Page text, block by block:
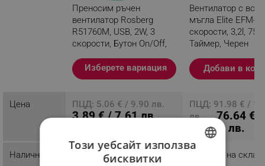
Преносим ръчен
вентилатор Rosberg
R51760M, USB, 2W, 3
скорости, Бутон On/Off,
Разглеждате този
продукт
Изберете вариация
Вентилатор с
мъгла Elite EFM-
скорости, 3,2l,
Таймер, Черен
Добави в
Цена ПЦД: 5.06 € / 9.90 лв.
3.89 € / 7.61 лв.
ПЦД: 91.98 € /
лв.
76.64 € /
149.89 лв.
Наличност Налично на склад Налично на склад
Този уебсайт използва
бисквитки